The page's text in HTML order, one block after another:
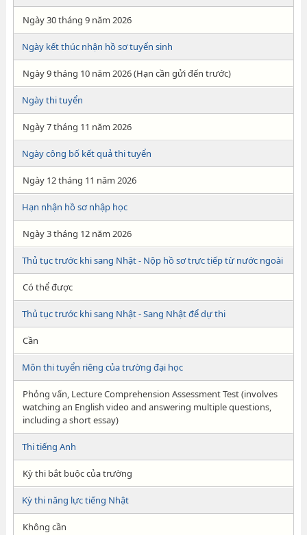
Ngày 30 tháng 9 năm 2026
Ngày kết thúc nhận hồ sơ tuyển sinh
Ngày 9 tháng 10 năm 2026 (Hạn cần gửi đến trước)
Ngày thi tuyển
Ngày 7 tháng 11 năm 2026
Ngày công bố kết quả thi tuyển
Ngày 12 tháng 11 năm 2026
Hạn nhận hồ sơ nhập học
Ngày 3 tháng 12 năm 2026
Thủ tục trước khi sang Nhật - Nộp hồ sơ trực tiếp từ nước ngoài
Có thể được
Thủ tục trước khi sang Nhật - Sang Nhật để dự thi
Cần
Môn thi tuyển riêng của trường đại học
Phỏng vấn, Lecture Comprehension Assessment Test (involves
watching an English video and answering multiple questions,
including a short essay)
Thi tiếng Anh
Kỳ thi bắt buộc của trường
Kỳ thi năng lực tiếng Nhật
Không cần